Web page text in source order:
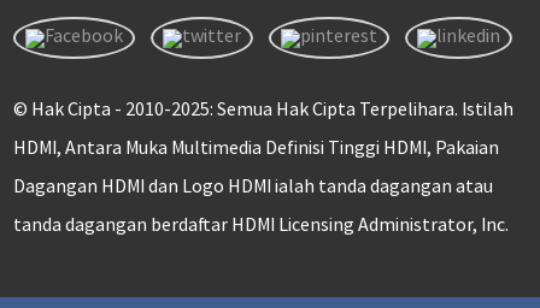
© Hak Cipta - 2010-2025: Semua Hak Cipta Terpelihara. Istilah
HDMI, Antara Muka Multimedia Definisi Tinggi HDMI, Pakaian
Dagangan HDMI dan Logo HDMI ialah tanda dagangan atau
tanda dagangan berdaftar HDMI Licensing Administrator, Inc.